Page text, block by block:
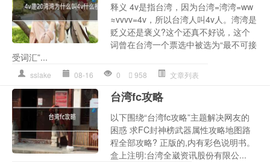
释义 4v是指台湾，因为台湾=湾湾=ww
≈vvvv=4v，所以台湾人叫4v人。湾湾是
贬义还是褒义?这个还真不好说，这个
词曾在台湾一个票选中被选为“最不可接
受词汇”...
sslake 08-16 0 958 文章列表
台湾fc攻略
以下围绕“台湾fc攻略”主题解决网友的
困惑 求FC封神榜武器属性攻略地图路
程全部攻略? 正版的,内有彩色说明书。
盒上注明:台湾全崴资讯股份有限公...